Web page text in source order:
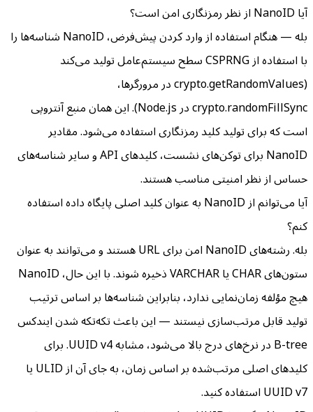
آیا NanoID از نظر رمزنگاری امن است؟
بله — هنگام استفاده از وارد کردن پیش‌فرض، NanoID شناسه‌ها را
با استفاده از CSPRNG سطح سیستم‌عامل تولید می‌کند
(crypto.getRandomValues در مرورگرها،
crypto.randomFillSync در Node.js). این همان منبع آنتروپی
است که برای تولید کلید رمزنگاری استفاده می‌شود. مقادیر
NanoID برای توکن‌های نشست، کلیدهای API و سایر شناسه‌های
حساس از نظر امنیتی مناسب هستند.
آیا می‌توانم از NanoID به عنوان کلید اصلی پایگاه داده استفاده
کنم؟
بله. رشته‌های NanoID امن برای URL هستند و می‌توانند به عنوان
ستون‌های CHAR یا VARCHAR ذخیره شوند. با این حال، NanoID
هیچ مؤلفه زمان‌نمایی ندارد، بنابراین شناسه‌ها بر اساس ترتیب
تولید قابل مرتب‌سازی نیستند — این باعث تکه‌تکه شدن ایندکس
B-tree در نرخ‌های درج بالا می‌شود، مشابه UUID v4. برای
کلیدهای اصلی مرتب‌شده بر اساس زمان، به جای آن از ULID یا
UUID v7 استفاده کنید.